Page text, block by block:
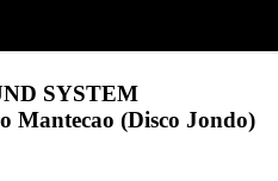
SYSTEM
Mantecao (Disco Jondo)